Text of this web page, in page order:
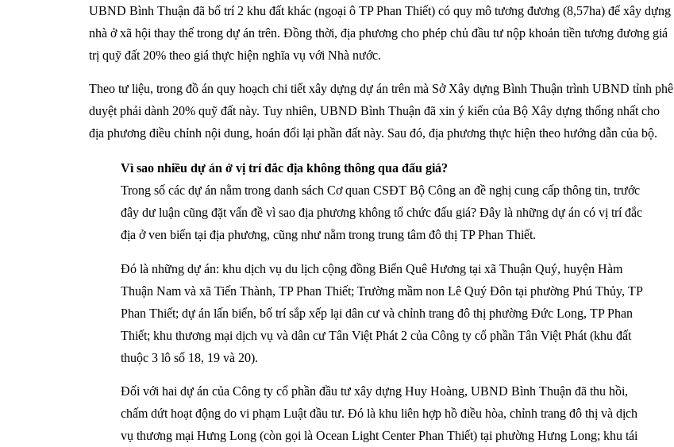
UBND Bình Thuận đã bố trí 2 khu đất khác (ngoại ô TP Phan Thiết) có quy mô tương đương (8,57ha) để xây dựng
nhà ở xã hội thay thế trong dự án trên. Đồng thời, địa phương cho phép chủ đầu tư nộp khoản tiền tương đương giá
trị quỹ đất 20% theo giá thực hiện nghĩa vụ với Nhà nước.
Theo tư liệu, trong đồ án quy hoạch chi tiết xây dựng dự án trên mà Sở Xây dựng Bình Thuận trình UBND tỉnh phê
duyệt phải dành 20% quỹ đất này. Tuy nhiên, UBND Bình Thuận đã xin ý kiến của Bộ Xây dựng thống nhất cho
địa phương điều chỉnh nội dung, hoán đổi lại phần đất này. Sau đó, địa phương thực hiện theo hướng dẫn của bộ.
Vì sao nhiều dự án ở vị trí đắc địa không thông qua đấu giá?
Trong số các dự án nằm trong danh sách Cơ quan CSĐT Bộ Công an đề nghị cung cấp thông tin, trước
đây dư luận cũng đặt vấn đề vì sao địa phương không tổ chức đấu giá? Đây là những dự án có vị trí đắc
địa ở ven biển tại địa phương, cũng như nằm trong trung tâm đô thị TP Phan Thiết.
Đó là những dự án: khu dịch vụ du lịch cộng đồng Biển Quê Hương tại xã Thuận Quý, huyện Hàm
Thuận Nam và xã Tiến Thành, TP Phan Thiết; Trường mầm non Lê Quý Đôn tại phường Phú Thủy, TP
Phan Thiết; dự án lấn biển, bố trí sắp xếp lại dân cư và chỉnh trang đô thị phường Đức Long, TP Phan
Thiết; khu thương mại dịch vụ và dân cư Tân Việt Phát 2 của Công ty cổ phần Tân Việt Phát (khu đất
thuộc 3 lô số 18, 19 và 20).
Đối với hai dự án của Công ty cổ phần đầu tư xây dựng Huy Hoàng, UBND Bình Thuận đã thu hồi,
chấm dứt hoạt động do vi phạm Luật đầu tư. Đó là khu liên hợp hồ điều hòa, chỉnh trang đô thị và dịch
vụ thương mại Hưng Long (còn gọi là Ocean Light Center Phan Thiết) tại phường Hưng Long; khu tái